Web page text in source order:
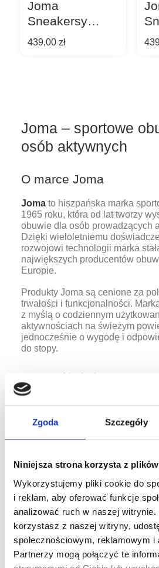
Zgoda Szczegóły
Niniejsza strona korzysta z
Wykorzystujemy pliki cookie do
i reklam, aby oferować funkcje
analizować ruch w naszej
korzystasz z naszej witryny,
społecznościowym, reklamowym i
Partnerzy mogą połączyć te
Joma
Sneakersy
Męskie Flexy
439,00 zł
Joma – sportowe
osób aktywnych
O marce Joma
Joma to hiszpańska marka
1965 roku, która od lat tworzy
obuwie dla osób prowadzących
Dzięki wieloletniemu
rozwojowi technologii marka
największych producentów
Europie.
Produkty Joma są cenione za
trwałości i funkcjonalności.
z myślą o codziennym
aktywnościach na świeżym
jednocześnie o wygodę i
do stopy.
Co wyróżnia buty Joma
sportowych, jak i na co dzień.
lekka konstrukcja
chodzenia
elastyczne podeszwy
oddychające materiały
noszenia